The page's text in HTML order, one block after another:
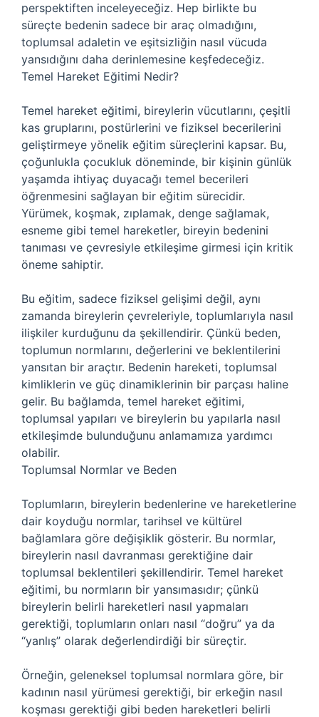
perspektiften inceleyeceğiz. Hep birlikte bu
süreçte bedenin sadece bir araç olmadığını,
toplumsal adaletin ve eşitsizliğin nasıl vücuda
yansıdığını daha derinlemesine keşfedeceğiz.
Temel Hareket Eğitimi Nedir?
Temel hareket eğitimi, bireylerin vücutlarını, çeşitli
kas gruplarını, postürlerini ve fiziksel becerilerini
geliştirmeye yönelik eğitim süreçlerini kapsar. Bu,
çoğunlukla çocukluk döneminde, bir kişinin günlük
yaşamda ihtiyaç duyacağı temel becerileri
öğrenmesini sağlayan bir eğitim sürecidir.
Yürümek, koşmak, zıplamak, denge sağlamak,
esneme gibi temel hareketler, bireyin bedenini
tanıması ve çevresiyle etkileşime girmesi için kritik
öneme sahiptir.
Bu eğitim, sadece fiziksel gelişimi değil, aynı
zamanda bireylerin çevreleriyle, toplumlarıyla nasıl
ilişkiler kurduğunu da şekillendirir. Çünkü beden,
toplumun normlarını, değerlerini ve beklentilerini
yansıtan bir araçtır. Bedenin hareketi, toplumsal
kimliklerin ve güç dinamiklerinin bir parçası haline
gelir. Bu bağlamda, temel hareket eğitimi,
toplumsal yapıları ve bireylerin bu yapılarla nasıl
etkileşimde bulunduğunu anlamamıza yardımcı
olabilir.
Toplumsal Normlar ve Beden
Toplumların, bireylerin bedenlerine ve hareketlerine
dair koyduğu normlar, tarihsel ve kültürel
bağlamlara göre değişiklik gösterir. Bu normlar,
bireylerin nasıl davranması gerektiğine dair
toplumsal beklentileri şekillendirir. Temel hareket
eğitimi, bu normların bir yansımasıdır; çünkü
bireylerin belirli hareketleri nasıl yapmaları
gerektiği, toplumların onları nasıl “doğru” ya da
“yanlış” olarak değerlendirdiği bir süreçtir.
Örneğin, geleneksel toplumsal normlara göre, bir
kadının nasıl yürümesi gerektiği, bir erkeğin nasıl
koşması gerektiği gibi beden hareketleri belirli